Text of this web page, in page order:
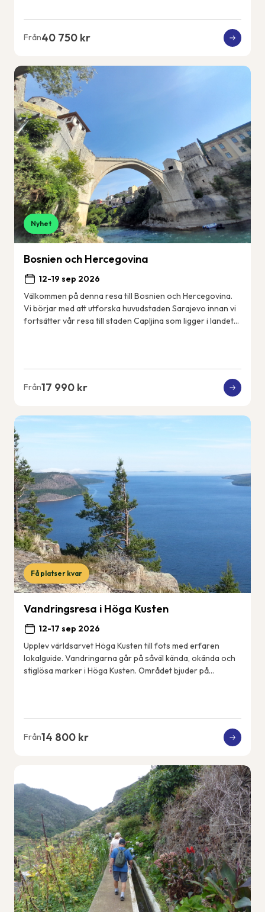
Från40 750 kr
Nyhet
Bosnien och Hercegovina
12-19 sep 2026
Välkommen på denna resa till Bosnien och Hercegovina.
Vi börjar med att utforska huvudstaden Sarajevo innan vi
fortsätter vår resa till staden Capljina som ligger i landets
Från17 990 kr
Få platser kvar
Vandringsresa i Höga Kusten
12-17 sep 2026
Upplev världsarvet Höga Kusten till fots med erfaren
lokalguide. Vandringarna går på såväl kända, okända och
stiglösa marker i Höga Kusten. Området bjuder på
Från14 800 kr